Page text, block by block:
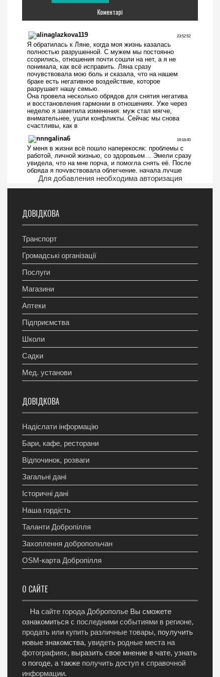
Коментарі
Для добавления необходима авторизация
ДОВІДКОВА
Транспорт
Громадські організації
Послуги
Магазини
Аптеки
Підприємства
Школи
Садки
Мед. установи
ДОВІДКОВА
Надіслати інформацію
Бари, кафе, ресторани
Відпочинок, розваги
Загальні дані
Історичні дані
Наша гордість
Таланти Добропілля
Захоплення добропольчан
OSM-карта Добропілля
О САЙТЕ
На сайте города Доброполье Вы сможете
ознакомиться с последними событиями в регионе,
продать или купить различные товары, поулучить
новые знакомства, увидеть родные места на
фотографиях, выразить свое мнение в чате, узнать
о погоде, а также получить доступ к справочной
информации.